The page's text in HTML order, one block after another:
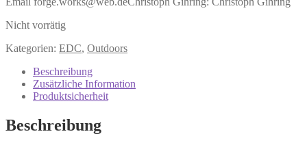
Nicht vorrätig
Kategorien: EDC, Outdoors
Beschreibung
Zusätzliche Information
Produktsicherheit
Beschreibung